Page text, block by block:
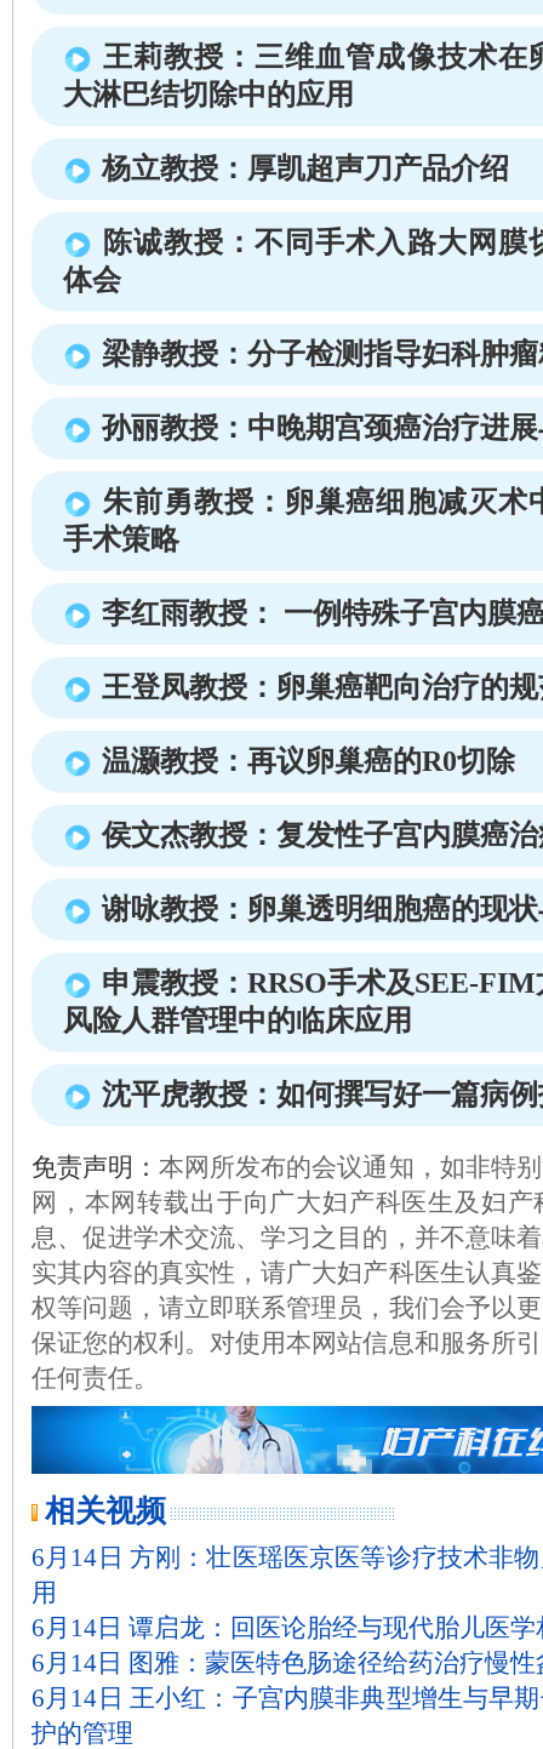
王莉教授：三维血管成像技术在
大淋巴结切除中的应用
杨立教授：厚凯超声刀产品介绍
陈诚教授：不同手术入路大网膜
体会
梁静教授：分子检测指导妇科肿
孙丽教授：中晚期宫颈癌治疗进
朱前勇教授：卵巢癌细胞减灭术
手术策略
李红雨教授： 一例特殊子宫内膜
王登凤教授：卵巢癌靶向治疗的
温灏教授：再议卵巢癌的R0切除
侯文杰教授：复发性子宫内膜癌
谢咏教授：卵巢透明细胞癌的现
申震教授：RRSO手术及SEE-
风险人群管理中的临床应用
沈平虎教授：如何撰写好一篇病
免责声明：本网所发布的会议通知，如非特
网，本网转载出于向广大妇产科医生及妇
息、促进学术交流、学习之目的，并不意味
实其内容的真实性，请广大妇产科医生认真
权等问题，请立即联系管理员，我们会予以
保证您的权利。对使用本网站信息和服务所
任何责任。
相关视频
6月14日 方刚：壮医瑶医京医等诊疗技术非
用
6月14日 谭启龙：回医论胎经与现代胎儿医
6月14日 图雅：蒙医特色肠途径给药治疗慢性
6月14日 王小红：子宫内膜非典型增生与早
护的管理